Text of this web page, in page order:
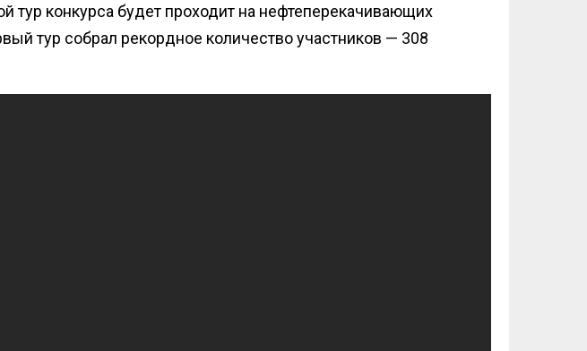
тур конкурса будет проходит на нефтеперекачивающих
тур собрал рекордное количество участников — 308